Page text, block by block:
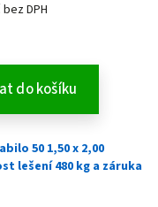
DPH
do košíku
50 1,50 x 2,00
lešení 480 kg a záruka